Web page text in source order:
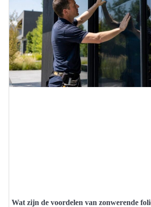
Wat zijn de voordelen van zonwerende